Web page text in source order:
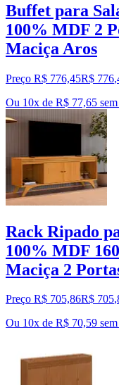
Buffet para
100% MDF 2
Maciça Aros
Preço R$ 776,45R$ 776,
Ou 10x de R$ 77,65
Rack Ripado
100% MDF
Maciça 2
Preço R$ 705,86R$ 705,
Ou 10x de R$ 70,59